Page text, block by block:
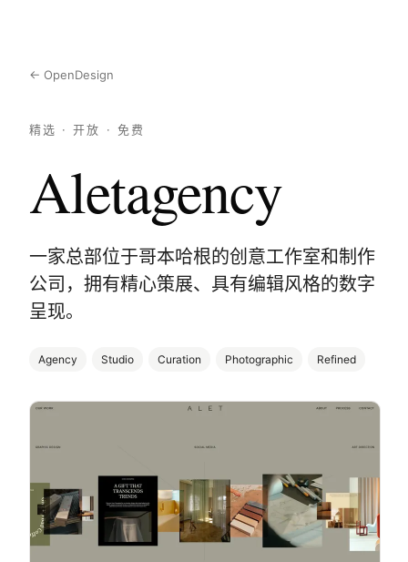
← OpenDesign
精选 · 开放 · 免费
Aletagency
一家总部位于哥本哈根的创意工作室和制作
公司，拥有精心策展、具有编辑风格的数字
呈现。
Agency Studio Curation Photographic Refined